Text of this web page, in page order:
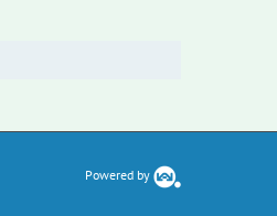
Powered by